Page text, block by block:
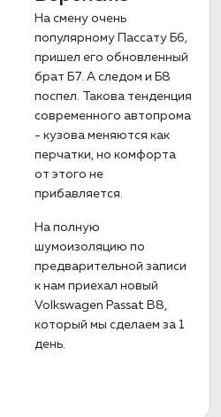
На смену очень
популярному Пассату Б6,
пришел его обновленный
брат Б7. А следом и Б8
поспел. Такова тенденция
современного автопрома
- кузова меняются как
перчатки, но комфорта
от этого не
прибавляется.
На полную
шумоизоляцию по
предварительной записи
к нам приехал новый
Volkswagen Passat B8,
который мы сделаем за 1
день.